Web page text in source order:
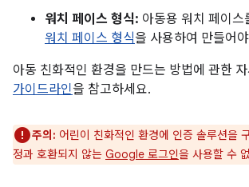
워치 페이스 형식: 아동용 워치 페이스
워치 페이스 형식을 사용하여 만들어
아동 친화적인 환경을 만드는 방법에 관한
가이드라인을 참고하세요.
주의: 어린이 친화적인 환경에 인증 솔루션을
정과 호환되지 않는 Google 로그인을 사용할 수